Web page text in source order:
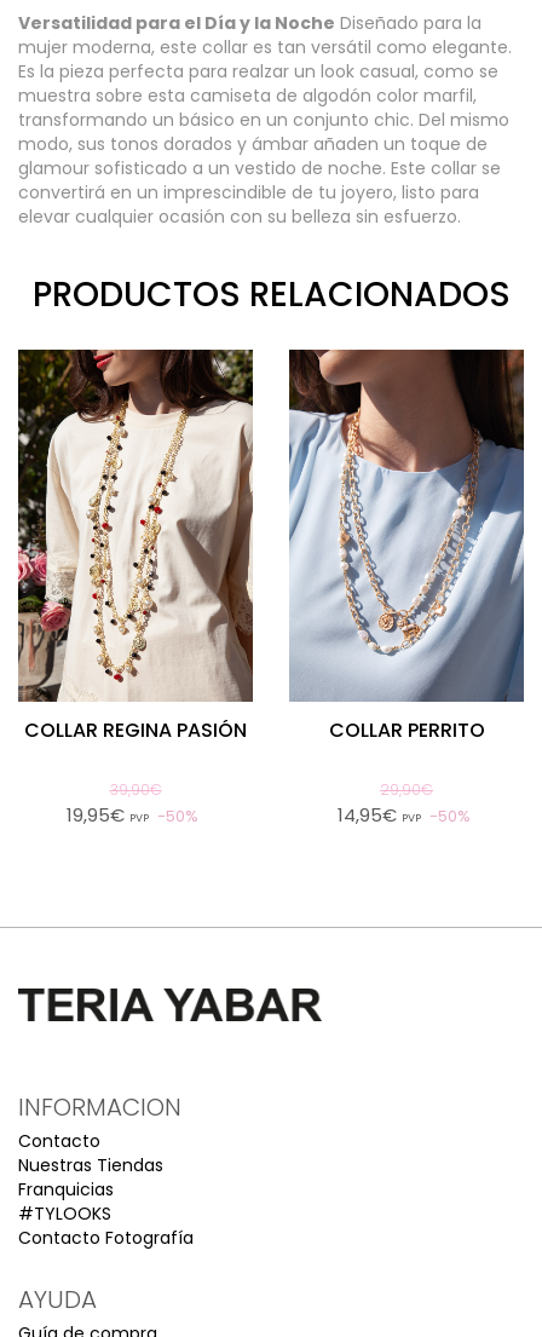
Versatilidad para el Día y la Noche Diseñado para la
mujer moderna, este collar es tan versátil como elegante.
Es la pieza perfecta para realzar un look casual, como se
muestra sobre esta camiseta de algodón color marfil,
transformando un básico en un conjunto chic. Del mismo
modo, sus tonos dorados y ámbar añaden un toque de
glamour sofisticado a un vestido de noche. Este collar se
convertirá en un imprescindible de tu joyero, listo para
elevar cualquier ocasión con su belleza sin esfuerzo.
PRODUCTOS RELACIONADOS
COLLAR REGINA PASIÓN
39,90€
19,95€ PVP 50%
COLLAR PERRITO
29,90€
14,95€ PVP 50%
INFORMACION
Contacto
Nuestras Tiendas
Franquicias
#TYLOOKS
Contacto Fotografía
AYUDA